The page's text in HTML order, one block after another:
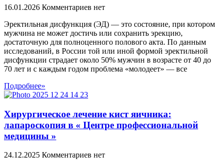
16.01.2026 Комментариев нет
Эректильная дисфункция (ЭД) — это состояние, при котором
мужчина не может достичь или сохранить эрекцию,
достаточную для полноценного полового акта. По данным
исследований, в России той или иной формой эректильной
дисфункции страдает около 50% мужчин в возрасте от 40 до
70 лет и с каждым годом проблема «молодеет» — все
Подробнее»
Хирургическое лечение кист яичника:
лапароскопия в « Центре профессиональной
медицины »
24.12.2025 Комментариев нет